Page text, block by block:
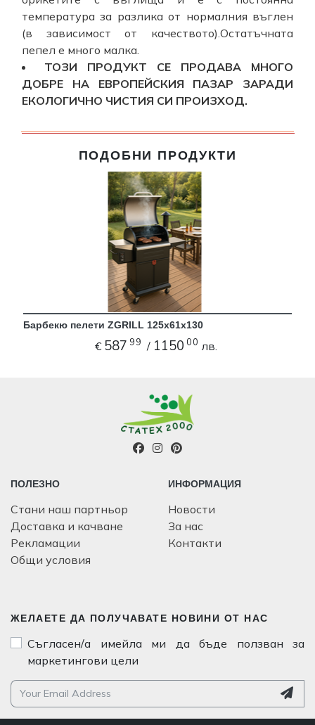
температура за разлика от нормалния въглен
(в зависимост от качеството).Остатъчната
пепел e много малка.
ТОЗИ ПРОДУКТ СЕ ПРОДАВА МНОГО
ДОБРЕ НА ЕВРОПЕЙСКИЯ ПАЗАР ЗАРАДИ
ЕКОЛОГИЧНО ЧИСТИЯ СИ ПРОИЗХОД.
ПОДОБНИ ПРОДУКТИ
Барбекю пелети ZGRILL 125х61х130
€ 587 99 / 1150 00 лв.
ПОЛЕЗНО
Стани наш партньор
Доставка и качване
Рекламации
Общи условия
ИНФОРМАЦИЯ
Новости
За нас
Контакти
ЖЕЛАЕТЕ ДА ПОЛУЧАВАТЕ НОВИНИ ОТ НАС
Съгласен/а имейла ми да бъде ползван за
маркетингови цели